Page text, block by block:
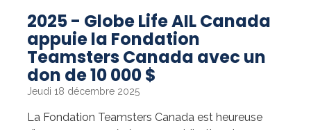
2025 - Globe Life AIL Canada
appuie la Fondation
Teamsters Canada avec un
don de 10 000 $
Jeudi 18 décembre 2025
La Fondation Teamsters Canada est heureuse